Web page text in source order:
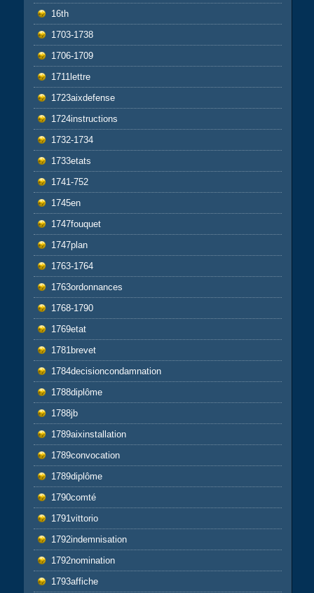
16th
1703-1738
1706-1709
1711lettre
1723aixdefense
1724instructions
1732-1734
1733etats
1741-752
1745en
1747fouquet
1747plan
1763-1764
1763ordonnances
1768-1790
1769etat
1781brevet
1784decisioncondamnation
1788diplôme
1788jb
1789aixinstallation
1789convocation
1789diplôme
1790comté
1791vittorio
1792indemnisation
1792nomination
1793affiche